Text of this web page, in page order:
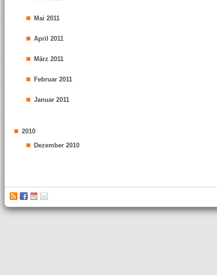
Mai 2011
April 2011
März 2011
Februar 2011
Januar 2011
2010
Dezember 2010